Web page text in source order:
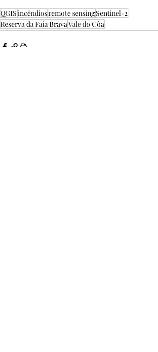
QGISincêndiosremote sensingSentinel-2
Reserva da Faia BravaVale do Côa